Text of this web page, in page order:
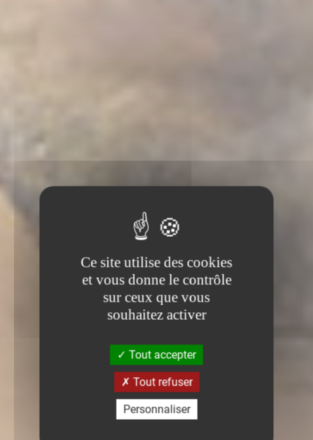
Ce site utilise des cookies
et vous donne le contrôle
sur ceux que vous
souhaitez activer
Tout accepter
Tout refuser
Personnaliser